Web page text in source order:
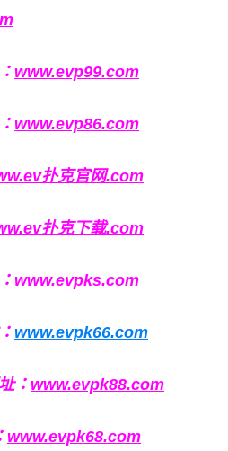
www.evp99.com
www.evp86.com
扑克官网.com
扑克下载.com
www.evpks.com
www.evpk66.com
： www.evpk88.com
www.evpk68.com